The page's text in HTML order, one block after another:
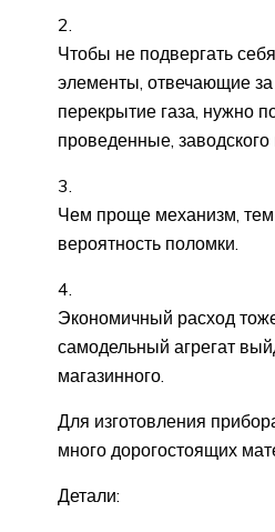
Чтобы не подвергать
элементы, отвечающие за
перекрытие газа, нужно
проведенные, заводского
Чем проще механизм, тем
вероятность поломки.
Экономичный расход
самодельный агрегат
магазинного.
Для изготовления
много дорогостоящих
Детали: